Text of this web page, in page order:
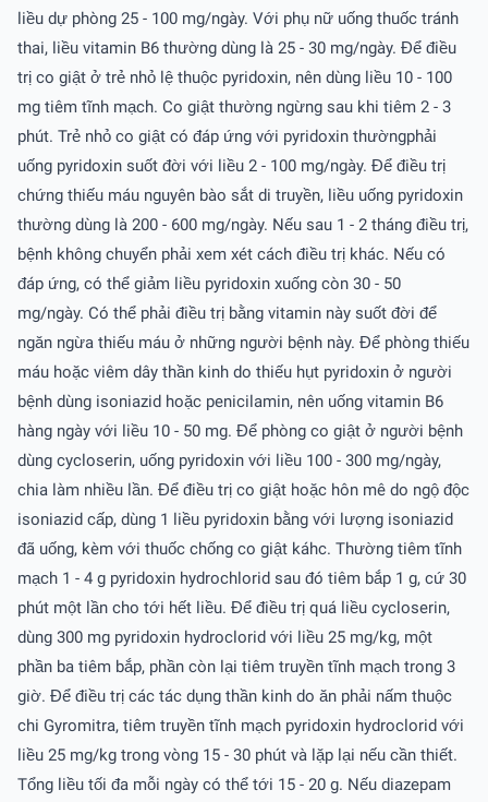
liều dự phòng 25 - 100 mg/ngày. Với phụ nữ uống thuốc tránh
thai, liều vitamin B6 thường dùng là 25 - 30 mg/ngày. Để điều
trị co giật ở trẻ nhỏ lệ thuộc pyridoxin, nên dùng liều 10 - 100
mg tiêm tĩnh mạch. Co giật thường ngừng sau khi tiêm 2 - 3
phút. Trẻ nhỏ co giật có đáp ứng với pyridoxin thườngphải
uống pyridoxin suốt đời với liều 2 - 100 mg/ngày. Để điều trị
chứng thiếu máu nguyên bào sắt di truyền, liều uống pyridoxin
thường dùng là 200 - 600 mg/ngày. Nếu sau 1 - 2 tháng điều trị,
bệnh không chuyển phải xem xét cách điều trị khác. Nếu có
đáp ứng, có thể giảm liều pyridoxin xuống còn 30 - 50
mg/ngày. Có thể phải điều trị bằng vitamin này suốt đời để
ngăn ngừa thiếu máu ở những người bệnh này. Để phòng thiếu
máu hoặc viêm dây thần kinh do thiếu hụt pyridoxin ở người
bệnh dùng isoniazid hoặc penicilamin, nên uống vitamin B6
hàng ngày với liều 10 - 50 mg. Để phòng co giật ở người bệnh
dùng cycloserin, uống pyridoxin với liều 100 - 300 mg/ngày,
chia làm nhiều lần. Để điều trị co giật hoặc hôn mê do ngộ độc
isoniazid cấp, dùng 1 liều pyridoxin bằng với lượng isoniazid
đã uống, kèm với thuốc chống co giật káhc. Thường tiêm tĩnh
mạch 1 - 4 g pyridoxin hydrochlorid sau đó tiêm bắp 1 g, cứ 30
phút một lần cho tới hết liều. Để điều trị quá liều cycloserin,
dùng 300 mg pyridoxin hydroclorid với liều 25 mg/kg, một
phần ba tiêm bắp, phần còn lại tiêm truyền tĩnh mạch trong 3
giờ. Để điều trị các tác dụng thần kinh do ăn phải nấm thuộc
chi Gyromitra, tiêm truyền tĩnh mạch pyridoxin hydroclorid với
liều 25 mg/kg trong vòng 15 - 30 phút và lặp lại nếu cần thiết.
Tổng liều tối đa mỗi ngày có thể tới 15 - 20 g. Nếu diazepam